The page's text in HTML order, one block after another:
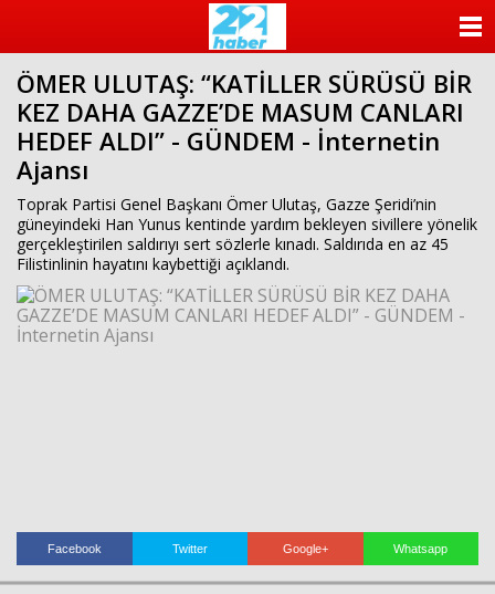
ÖMER ULUTAŞ: “KATİLLER SÜRÜSÜ BİR
KEZ DAHA GAZZE’DE MASUM CANLARI
HEDEF ALDI” - GÜNDEM - İnternetin
Ajansı
Toprak Partisi Genel Başkanı Ömer Ulutaş, Gazze Şeridi’nin
güneyindeki Han Yunus kentinde yardım bekleyen sivillere yönelik
gerçekleştirilen saldırıyı sert sözlerle kınadı. Saldırıda en az 45
Filistinlinin hayatını kaybettiği açıklandı.
Facebook Twitter Google+ Whatsapp
KATEGORİLER
YAZARLAR
FOTO GALERİ
VİDEO GALERİ